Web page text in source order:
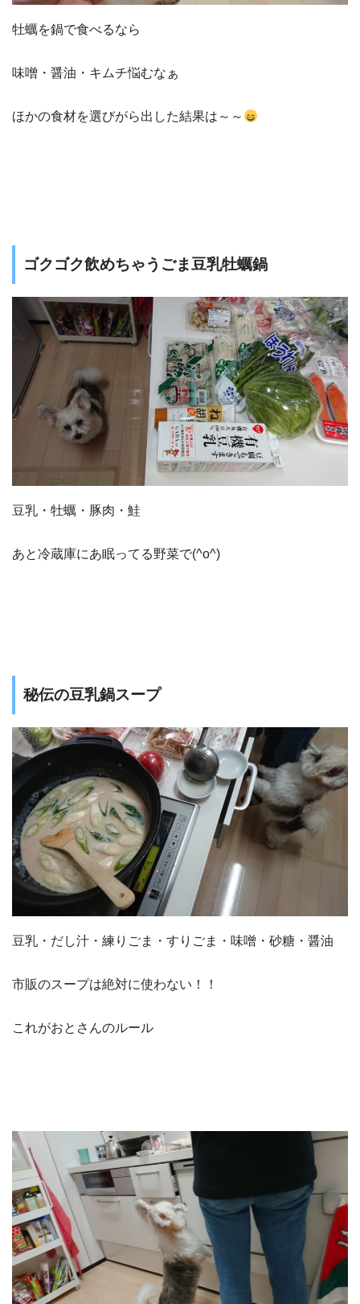
牡蠣を鍋で食べるなら
味噌・醤油・キムチ悩むなぁ
ほかの食材を選びがら出した結果は～～
ゴクゴク飲めちゃうごま豆乳牡蠣鍋
豆乳・牡蠣・豚肉・鮭
あと冷蔵庫にあ眠ってる野菜で(^o^)
秘伝の豆乳鍋スープ
豆乳・だし汁・練りごま・すりごま・味噌・砂糖・醤油
市販のスープは絶対に使わない！！
これがおとさんのルール